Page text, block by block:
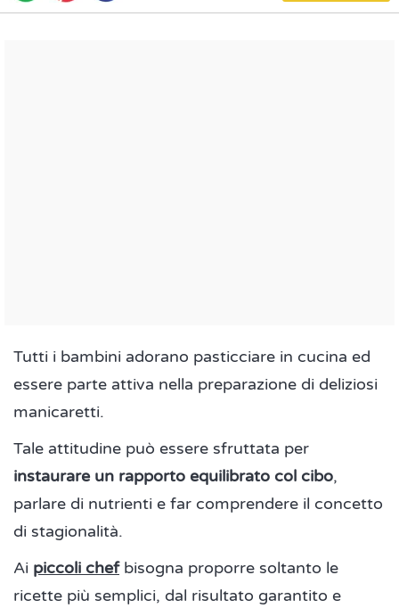
Tutti i bambini adorano pasticciare in cucina ed
essere parte attiva nella preparazione di deliziosi
manicaretti.
Tale attitudine può essere sfruttata per
instaurare un rapporto equilibrato col cibo,
parlare di nutrienti e far comprendere il concetto
di stagionalità.
Ai piccoli chefbisogna proporre soltanto le
ricette più semplici, dal risultato garantito e